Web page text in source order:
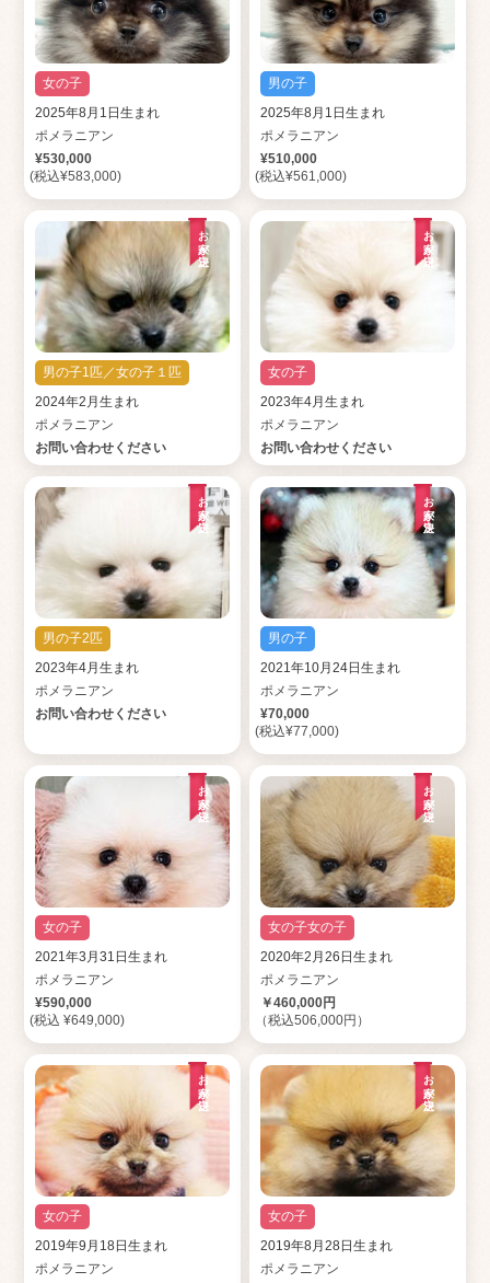
女の子
2025年8月1日生まれ
ポメラニアン
¥530,000
(税込¥583,000)
男の子
2025年8月1日生まれ
ポメラニアン
¥510,000
(税込¥561,000)
お家が決定
男の子1匹／女の子１匹
2024年2月生まれ
ポメラニアン
お問い合わせください
お家が決定
女の子
2023年4月生まれ
ポメラニアン
お問い合わせください
お家が決定
男の子2匹
2023年4月生まれ
ポメラニアン
お問い合わせください
お家が決定
男の子
2021年10月24日生まれ
ポメラニアン
¥70,000
(税込¥77,000)
お家が決定
女の子
2021年3月31日生まれ
ポメラニアン
¥590,000
(税込 ¥649,000)
お家が決定
女の子女の子
2020年2月26日生まれ
ポメラニアン
￥460,000円
（税込506,000円）
お家が決定
女の子
2019年9月18日生まれ
ポメラニアン
お家が決定
女の子
2019年8月28日生まれ
ポメラニアン